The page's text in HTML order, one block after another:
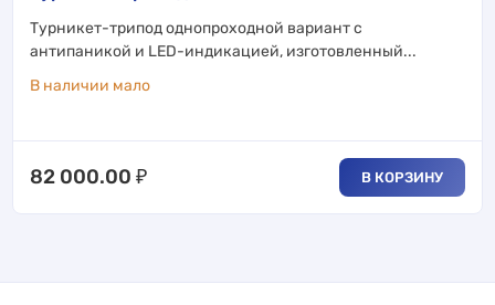
Турникет-трипод однопроходной вариант с
антипаникой и LED-индикацией, изготовленный...
В наличии мало
82 000.00 ₽ В КОРЗИНУ